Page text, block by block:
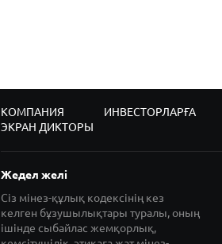
КОМПАНИЯ ИНВЕСТОРЛАРҒА
ЭКРАН ДИКТОРЫ
Жедел желі
Сіз мінез-құлық кодексінің кез
келген бұзушылықтары туралы, оның
ішінде сыбайлас жемқорлық,